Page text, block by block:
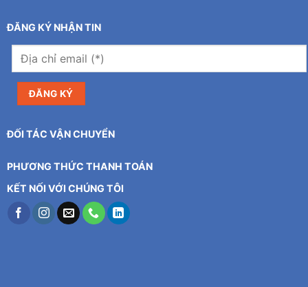
ĐĂNG KÝ NHẬN TIN
ĐỐI TÁC VẬN CHUYỂN
PHƯƠNG THỨC THANH TOÁN
KẾT NỐI VỚI CHÚNG TÔI